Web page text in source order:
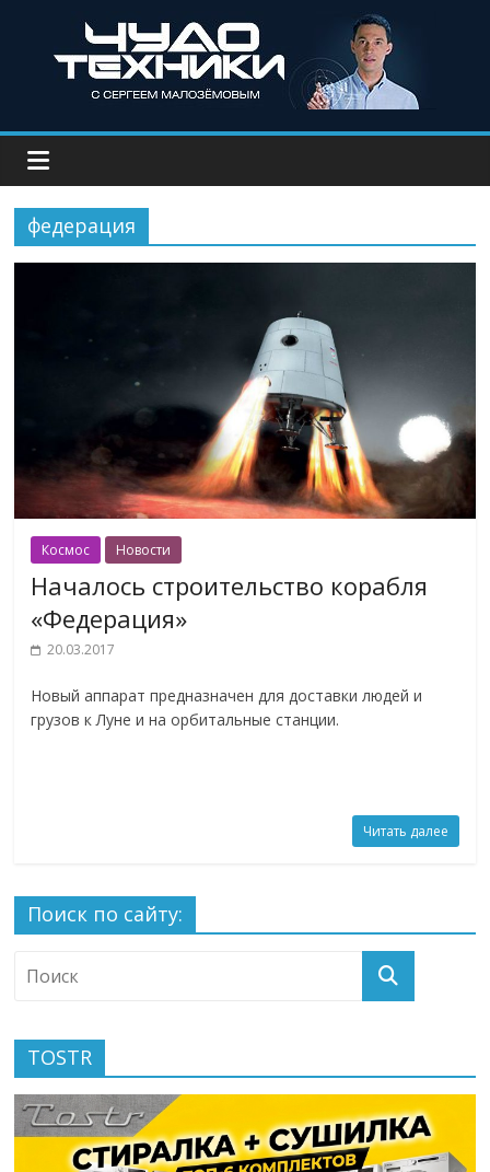
федерация
Космос Новости
Началось строительство корабля
«Федерация»
20.03.2017
Новый аппарат предназначен для доставки людей и
грузов к Луне и на орбитальные станции.
Читать далее
Поиск по сайту:
TOSTR